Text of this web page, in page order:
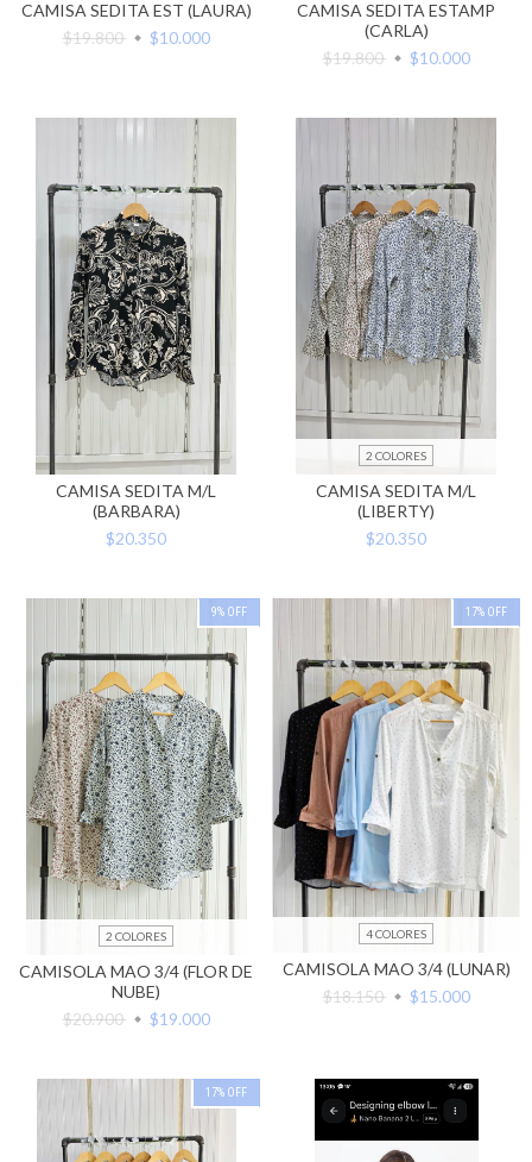
CAMISA SEDITA EST (LAURA)
$19.800
$10.000
CAMISA SEDITA ESTAMP
(CARLA)
$19.800
$10.000
CAMISA SEDITA M/L
(BARBARA)
$20.350
2 COLORES
CAMISA SEDITA M/L
(LIBERTY)
$20.350
9% OFF
2 COLORES
CAMISOLA MAO 3/4 (FLOR DE
NUBE)
$20.900
$19.000
17% OFF
4 COLORES
CAMISOLA MAO 3/4 (LUNAR)
$18.150
$15.000
17% OFF